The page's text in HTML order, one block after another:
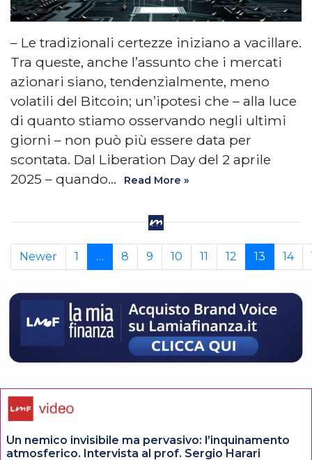
– Le tradizionali certezze iniziano a vacillare.
Tra queste, anche l’assunto che i mercati
azionari siano, tendenzialmente, meno
volatili del Bitcoin; un’ipotesi che – alla luce
di quanto stiamo osservando negli ultimi
giorni – non può più essere data per
scontata. Dal Liberation Day del 2 aprile
2025 – quando…
Read More »
Newer 1 … 8 9 10 11 12 13 14
Un nemico invisibile ma pervasivo: l’inquinamento
atmosferico. Intervista al prof. Sergio Harari